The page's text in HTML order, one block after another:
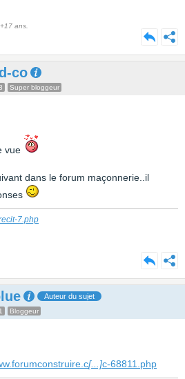
ans.
co
Super bloggeur
vue
dans le forum maçonnerie..il
7.php
Auteur du sujet
Bloggeur
[...]c-68811.php